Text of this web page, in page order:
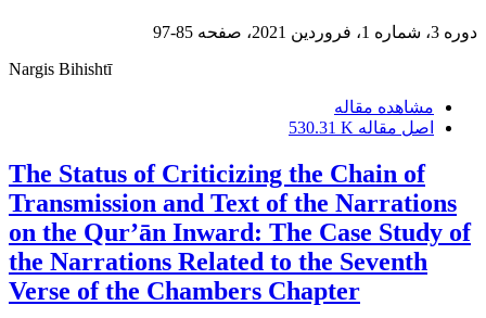
دوره 3، شماره 1، فروردین 2021، صفحه
85-97
Nargis Bihishtī
مشاهده مقاله
اصل مقاله 530.31 K
The Status of Criticizing the Chain of
Transmission and Text of the Narrations
on the Qur’ān Inward: The Case Study of
the Narrations Related to the Seventh
Verse of the Chambers Chapter